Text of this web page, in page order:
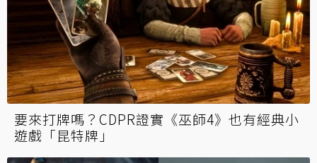
要來打牌嗎？CDPR證實《巫師4》也有經典小
遊戲「昆特牌」